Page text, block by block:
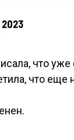
что уже
что еще